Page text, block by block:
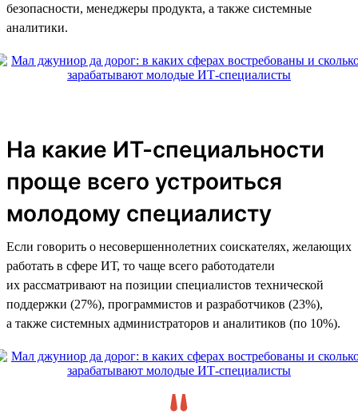
безопасности, менеджеры продукта, а также системные
аналитики.
На какие ИТ-специальности
проще всего устроиться
молодому специалисту
Если говорить о несовершеннолетних соискателях, желающих
работать в сфере ИТ, то чаще всего работодатели
их рассматривают на позиции специалистов технической
поддержки (27%), программистов и разработчиков (23%),
а также системных администраторов и аналитиков (по 10%).